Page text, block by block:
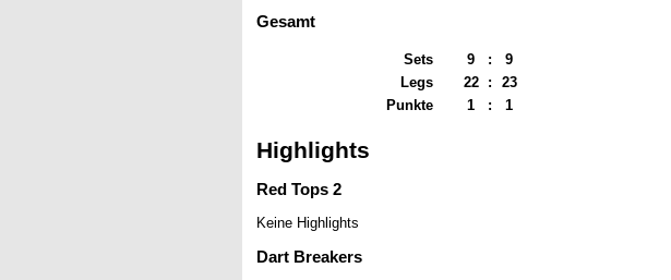
Gesamt
Sets 9 :
9
Legs
22 :
23
Punkte
1 : 1
Highlights
Red Tops 2
Keine Highlights
Dart Breakers